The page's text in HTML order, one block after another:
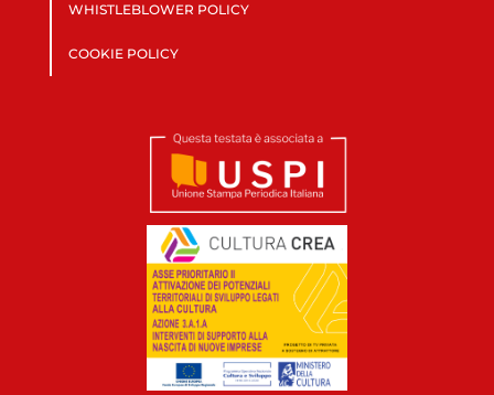
WHISTLEBLOWER POLICY
COOKIE POLICY